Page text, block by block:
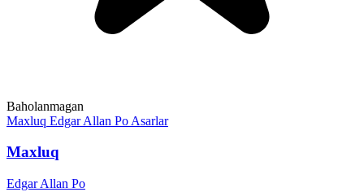
Baholanmagan
Maxluq Edgar Allan Po Asarlar
Maxluq
Edgar Allan Po